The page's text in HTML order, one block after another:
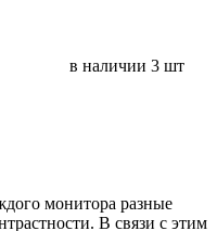
в наличии 3 шт
монитора разные
В связи с этим